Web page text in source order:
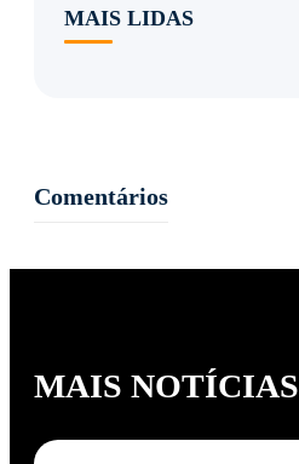
MAIS LIDAS
Comentários
MAIS NOTÍCIAS